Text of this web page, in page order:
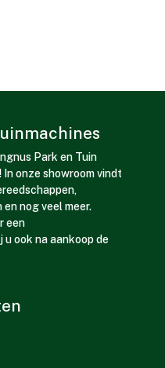
Park en Tuin
In onze showroom vindt
nog veel meer.
een
ook na aankoop de